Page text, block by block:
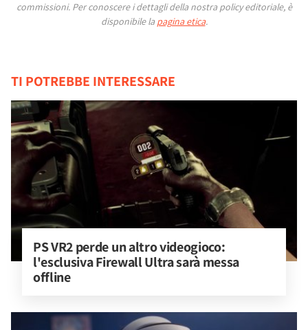
commissioni. Per conoscere i dettagli della nostra policy editoriale, è
disponibile la pagina etica.
TI POTREBBE INTERESSARE
PS VR2 perde un altro videogioco:
l'esclusiva Firewall Ultra sarà messa
offline